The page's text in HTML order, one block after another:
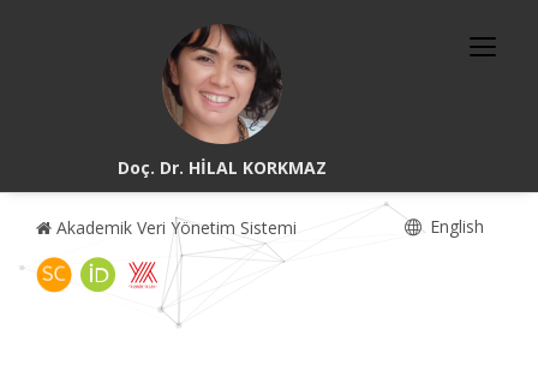
Doç. Dr. HİLAL KORKMAZ
Akademik Veri Yönetim Sistemi English